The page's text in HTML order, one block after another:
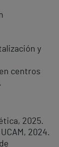
y
centros
2025.
2024.